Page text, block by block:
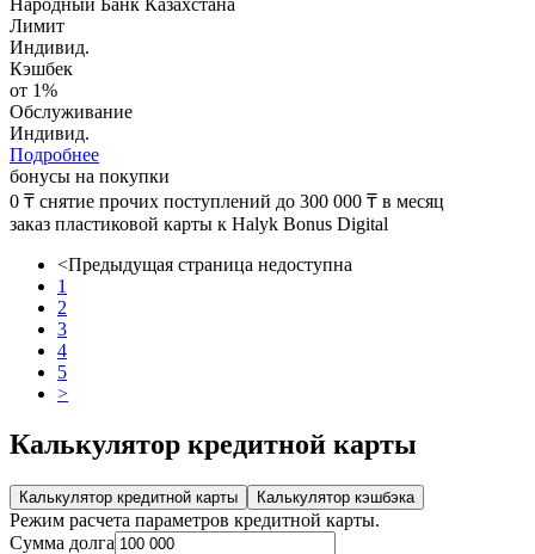
Народный Банк Казахстана
Лимит
Индивид.
Кэшбек
от 1%
Обслуживание
Индивид.
Подробнее
бонусы на покупки
0 ₸ снятие прочих поступлений до 300 000 ₸ в месяц
заказ пластиковой карты к Halyk Bonus Digital
<Предыдущая страница недоступна
1
2
3
4
5
>
Калькулятор кредитной карты
Калькулятор кредитной карты Калькулятор кэшбэка
Режим расчета параметров кредитной карты.
Сумма долга